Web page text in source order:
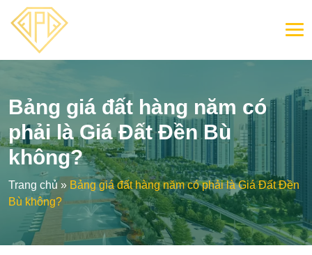
Bảng giá đất hàng năm có
phải là Giá Đất Đền Bù
không?
Trang chủ » Bảng giá đất hàng năm có phải là Giá Đất Đền
Bù không?